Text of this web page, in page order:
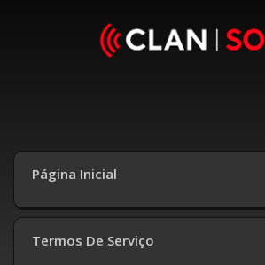
Página Inicial
Termos De Serviço